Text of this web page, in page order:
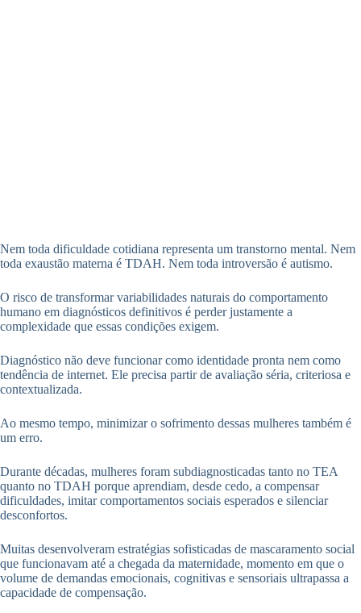
Nem toda dificuldade cotidiana representa um transtorno mental. Nem
toda exaustão materna é TDAH. Nem toda introversão é autismo.
O risco de transformar variabilidades naturais do comportamento
humano em diagnósticos definitivos é perder justamente a
complexidade que essas condições exigem.
Diagnóstico não deve funcionar como identidade pronta nem como
tendência de internet. Ele precisa partir de avaliação séria, criteriosa e
contextualizada.
Ao mesmo tempo, minimizar o sofrimento dessas mulheres também é
um erro.
Durante décadas, mulheres foram subdiagnosticadas tanto no TEA
quanto no TDAH porque aprendiam, desde cedo, a compensar
dificuldades, imitar comportamentos sociais esperados e silenciar
desconfortos.
Muitas desenvolveram estratégias sofisticadas de mascaramento social
que funcionavam até a chegada da maternidade, momento em que o
volume de demandas emocionais, cognitivas e sensoriais ultrapassa a
capacidade de compensação.